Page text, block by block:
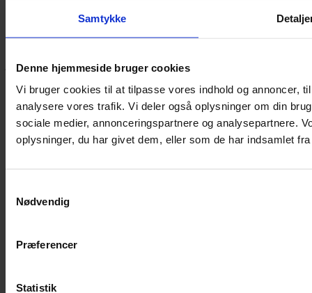
Samtykke
Denne hjemmeside bruger cookies
Vi bruger cookies til at tilpasse vores indhold og annoncer,
analysere vores trafik. Vi deler også oplysninger om din
sociale medier, annonceringspartnere og analysepartnere.
oplysninger, du har givet dem, eller som de har indsamlet
Nødvendig
Præferencer
Statistik
Hvis du bøvler med noget eller ønsker ny inspiration, så skriv til
jeg dig på vej.
Vestergade 12 6270, Tønder
60 51 96 50
post@yarneverywear.dk
CVR 43041649
Facebook-f
Instagram
Handelsbetingelser